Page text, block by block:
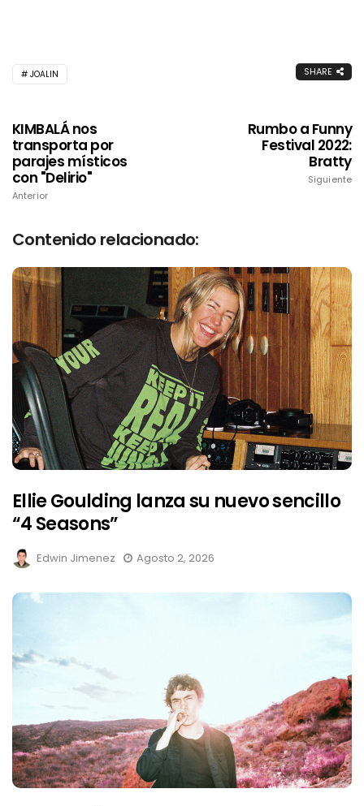
JOALIN SHARE
KIMBALÁ nos
transporta por
parajes místicos
con "Delirio"
Anterior
Rumbo a Funny
Festival 2022:
Bratty
Siguiente
Contenido relacionado:
Ellie Goulding lanza su nuevo sencillo
“4 Seasons”
Edwin Jimenez Agosto 2, 2026